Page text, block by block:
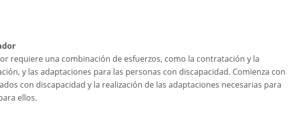
requiere una combinación de esfuerzos, como la contratación y la
y las adaptaciones para las personas con discapacidad. Comienza con
con discapacidad y la realización de las adaptaciones necesarias para
ellos.